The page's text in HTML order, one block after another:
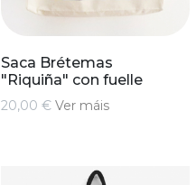
Saca Brétemas
"Riquiña" con fuelle
20,00 € Ver máis